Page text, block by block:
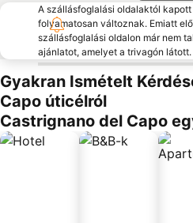
A szállásfoglalási oldalaktól
folyamatosan változnak. Emiatt
szállásfoglalási oldalon már nem
ajánlatot, amelyet a trivagón látott.
Gyakran Ismételt
Capo úticélról
Castrignano del Capo